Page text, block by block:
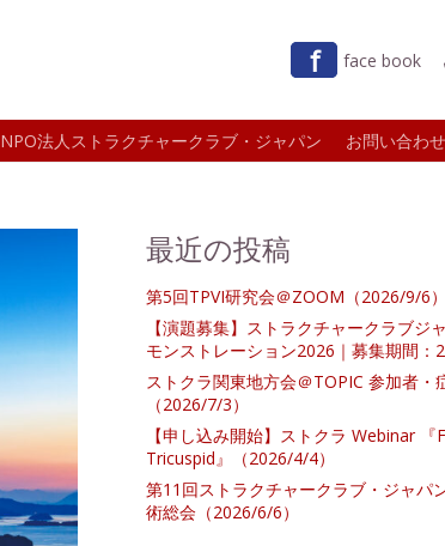
ｆ face book
NPO法人ストラクチャークラブ・ジャパン お問い合わせ
最近の投稿
第5回TPVI研究会＠ZOOM（2026/9/6）
【演題募集】ストラクチャークラブジ
モンストレーション2026｜募集期間：
ストクラ関東地方会＠TOPIC 参加者・
（2026/7/3）
【申し込み開始】ストクラ Webinar
Tricuspid』（2026/4/4）
第11回ストラクチャークラブ・ジャパ
術総会（2026/6/6）